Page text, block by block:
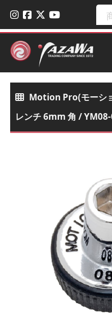
Motion Pro(モーシ
レンチ 6mm 角 /